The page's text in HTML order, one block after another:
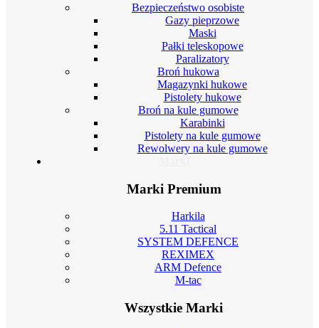
Bezpieczeństwo osobiste
Gazy pieprzowe
Maski
Pałki teleskopowe
Paralizatory
Broń hukowa
Magazynki hukowe
Pistolety hukowe
Broń na kule gumowe
Karabinki
Pistolety na kule gumowe
Rewolwery na kule gumowe
Marki Premium
Harkila
5.11 Tactical
SYSTEM DEFENCE
REXIMEX
ARM Defence
M-tac
Wszystkie Marki